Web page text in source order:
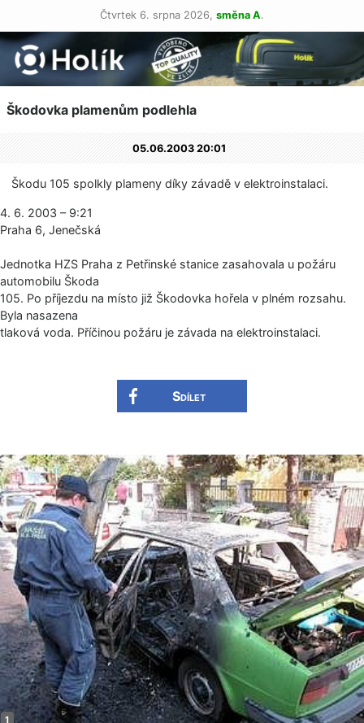
Čtvrtek 6. srpna 2026, směna A.
Škodovka plamenům podlehla
05.06.2003 20:01
Škodu 105 spolkly plameny díky závadě v elektroinstalaci.
4. 6. 2003 – 9:21
Praha 6, Jenečská
Jednotka HZS Praha z Petřinské stanice zasahovala u požáru
automobilu Škoda
105. Po příjezdu na místo již Škodovka hořela v plném rozsahu.
Byla nasazena
tlaková voda. Příčinou požáru je závada na elektroinstalaci.
Sdílet